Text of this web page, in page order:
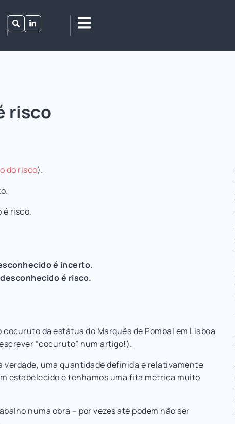
risco
do risco).
risco.
é incerto.
é risco.
da estátua do Marquês de Pombal em Lisboa
“cocuruto” num artigo!).
verdade, uma quantidade definida e relativamente
estabelecido e tenhamos uma fita métrica muito
numa obra – por vezes até podem não ser